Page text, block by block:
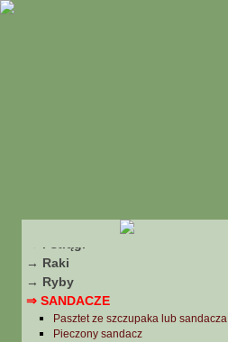
→ Raki
→ Ryby
⇒ SANDACZE
Pasztet ze szczupaka lub sandacza
Pieczony sandacz